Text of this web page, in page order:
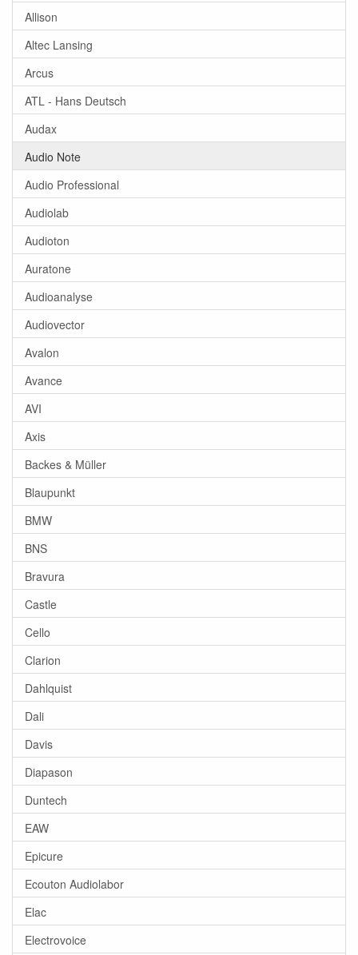
Allison
Altec Lansing
Arcus
ATL - Hans Deutsch
Audax
Audio Note
Audio Professional
Audiolab
Audioton
Auratone
Audioanalyse
Audiovector
Avalon
Avance
AVI
Axis
Backes & Müller
Blaupunkt
BMW
BNS
Bravura
Castle
Cello
Clarion
Dahlquist
Dali
Davis
Diapason
Duntech
EAW
Epicure
Ecouton Audiolabor
Elac
Electrovoice